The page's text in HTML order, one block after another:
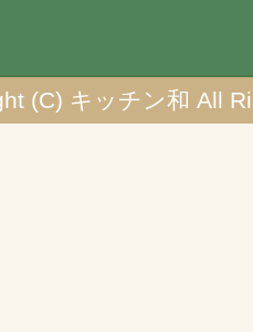
(C) キッチン和 All